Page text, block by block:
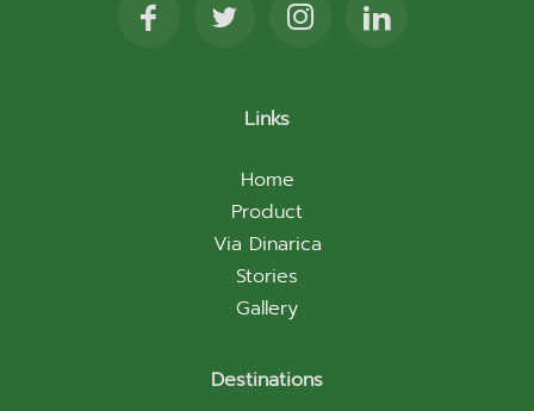
Links
Home
Product
Via Dinarica
Stories
Gallery
Destinations